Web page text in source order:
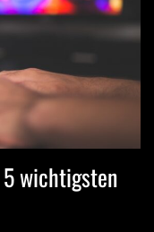
5 wichtigsten